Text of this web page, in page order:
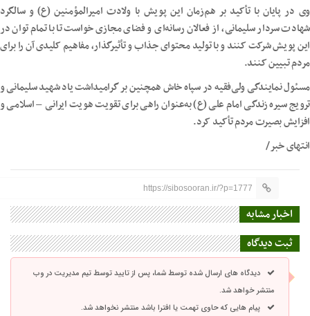
وی در پایان با تأکید بر هم‌زمان این پویش با ولادت امیرالمؤمنین (ع) و سالگرد
شهادت سردار سلیمانی، از فعالان رسانه‌ای و فضای مجازی خواست تا با تمام توان در
این پویش شرکت کنند و با تولید محتوای جذاب و تأثیرگذار، مفاهیم کلیدی آن را برای
مردم تبیین کنند.
مسئول نمایندگی ولی‌فقیه در سپاه خاش همچنین بر گرامیداشت یاد شهید سلیمانی و
ترویج سیره زندگی امام علی (ع) به‌عنوان راهی برای تقویت هویت ایرانی – اسلامی و
افزایش بصیرت مردم تأکید کرد.
انتهای خبر/
https://sibosooran.ir/?p=1777
اخبار مشابه
ثبت دیدگاه
دیدگاه های ارسال شده توسط شما، پس از تایید توسط تیم مدیریت در وب
منتشر خواهد شد.
پیام هایی که حاوی تهمت یا افترا باشد منتشر نخواهد شد.